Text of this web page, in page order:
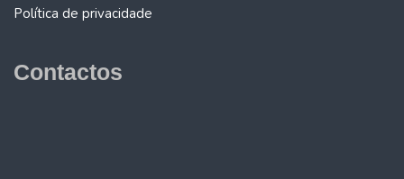
Política de privacidade
Contactos